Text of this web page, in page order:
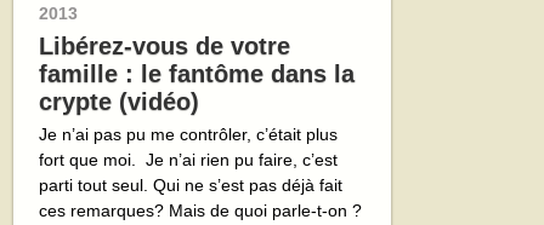
2013
Libérez-vous de votre
famille : le fantôme dans la
crypte (vidéo)
Je n’ai pas pu me contrôler, c’était plus
fort que moi. Je n’ai rien pu faire, c’est
parti tout seul. Qui ne s’est pas déjà fait
ces remarques? Mais de quoi parle-t-on ?